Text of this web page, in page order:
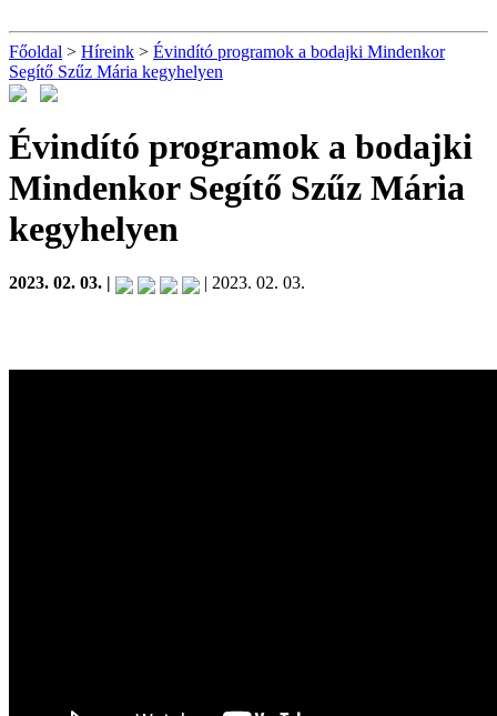
Főoldal > Híreink > Évindító programok a bodajki Mindenkor
Segítő Szűz Mária kegyhelyen
Évindító programok a bodajki
Mindenkor Segítő Szűz Mária
kegyhelyen
2023. 02. 03. | | 2023. 02. 03.